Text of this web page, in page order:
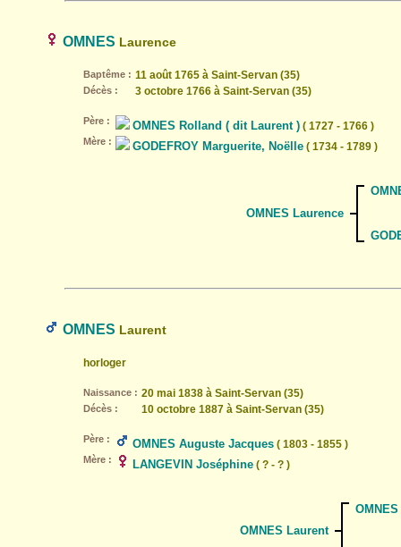
OMNES Laurence
Baptême : 11 août 1765 à Saint-Servan (35)
Décès : 3 octobre 1766 à Saint-Servan (35)
Père : OMNES Rolland ( dit Laurent ) ( 1727 - 1766 )
Mère : GODEFROY Marguerite, Noëlle ( 1734 - 1789 )
OMNES Laurence
OMNES Laurent
horloger
Naissance : 20 mai 1838 à Saint-Servan (35)
Décès : 10 octobre 1887 à Saint-Servan (35)
Père : OMNES Auguste Jacques ( 1803 - 1855 )
Mère : LANGEVIN Joséphine ( ? - ? )
OMNES Laurent